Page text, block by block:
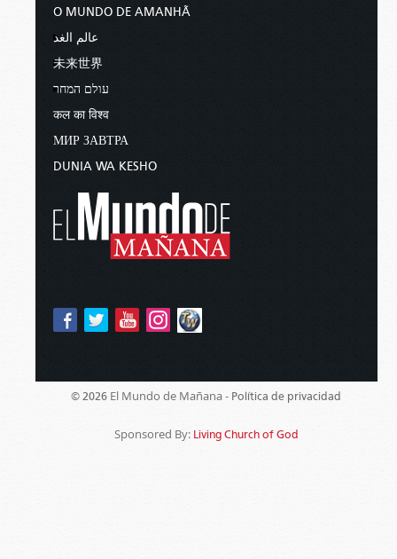
O MUNDO DE AMANHÃ
عالم الغد
未来世界
עולם המחר
कल का विश्व
МИР ЗАВТРА
DUNIA WA KESHO
© 2026 El Mundo de Mañana - Política de privacidad
Sponsored By: Living Church of God